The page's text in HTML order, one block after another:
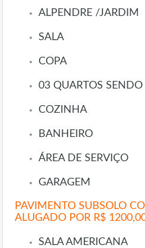
ALPENDRE /JARDIM
SALA
COPA
03 QUARTOS
COZINHA
BANHEIRO
ÁREA DE SERVIÇO
GARAGEM
PAVIMENTO SUBSOLO
ALUGADO POR R$
SALA AMERICANA